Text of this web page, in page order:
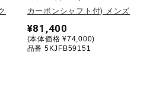
カーボンシャフト付) メンズ
¥81,400
(本体価格 ¥74,000)
品番 5KJFB59151